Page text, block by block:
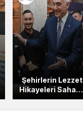
3 ay önce
Şehirlerin Lezzet
Hikayeleri Sahada
Keşfediliyor!